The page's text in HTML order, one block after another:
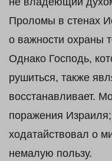
Проломы в стенах
о важности охраны
Однако Господь,
рушиться, также
восстанавливает.
поражения
ходатайствовал о
немалую пользу.